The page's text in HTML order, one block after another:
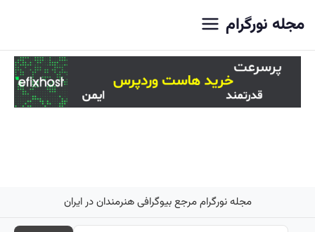
مجله نورگرام
مجله نورگرام مرجع بیوگرافی هنرمندان در ایران